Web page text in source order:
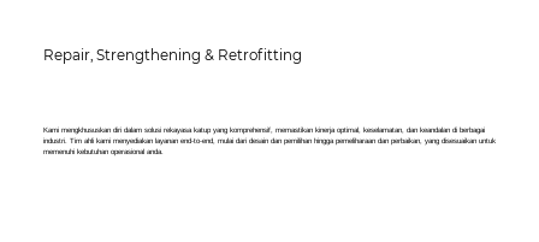
Repair, Strengthening & Retrofitting
Kami mengkhususkan diri dalam solusi rekayasa katup yang komprehensif, memastikan kinerja optimal, keselamatan, dan keandalan di berbagai
industri. Tim ahli kami menyediakan layanan end-to-end, mulai dari desain dan pemilihan hingga pemeliharaan dan perbaikan, yang disesuaikan untuk
memenuhi kebutuhan operasional anda.